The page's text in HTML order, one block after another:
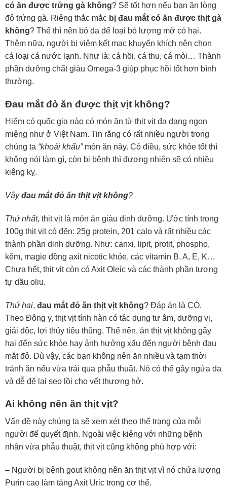
có ăn được trứng gà không? Sẽ tốt hơn nếu bạn ăn lòng
đỏ trứng gà. Riêng thắc mắc bị đau mắt có ăn được thịt gà
không? Thế thì nên bỏ da để loại bỏ lượng mỡ có hại.
Thêm nữa, người bị viêm kết mạc khuyến khích nên chọn
cá loại cá nước lạnh. Như là: cá hồi, cá thu, cá mòi… Thành
phần dưỡng chất giàu Omega-3 giúp phục hồi tốt hơn bình
thường.
Đau mắt đỏ ăn được thịt vịt không?
Hiếm có quốc gia nào có món ăn từ thịt vịt đa dạng ngon
miệng như ở Việt Nam. Tin rằng có rất nhiều người trong
chúng ta “khoái khẩu”món ăn này. Có điều, sức khỏe tốt thì
không nói làm gì, còn bị bệnh thì đương nhiên sẽ có nhiều
kiêng kỵ.
Vậyđau mắt đỏ ăn thịt vịt không?
Thứ nhất, thịt vịt là món ăn giàu dinh dưỡng. Ước tính trong
100g thịt vịt có đến: 25g protein, 201 calo và rất nhiều các
thành phần dinh dưỡng. Như: canxi, lipit, protit, phospho,
kẽm, magie đồng axit nicotic khỏe, các vitamin B, A, E, K…
Chưa hết, thịt vịt còn có Axit Oleic và các thành phần tương
tự dầu oliu.
Thứ hai, đau mắt đỏ ăn thịt vịt không? Đáp án là CÓ.
Theo Đông y, thịt vịt tính hàn có tác dụng tư âm, dưỡng vị,
giải độc, lợi thủy tiêu thũng. Thế nên, ăn thịt vịt không gây
hại đến sức khỏe hay ảnh hưởng xấu đến người bệnh đau
mắt đỏ. Dù vậy, các bạn không nên ăn nhiều và tạm thời
tránh ăn nếu vừa trải qua phẫu thuật. Nó có thể gây ngứa da
và dễ để lại sẹo lồi cho vết thương hở.
Ai không nên ăn thịt vịt?
Vấn đề này chúng ta sẽ xem xét theo thể trạng của mỗi
người để quyết định. Ngoài việc kiêng với những bệnh
nhân vừa phẫu thuật, thịt vịt cũng không phù hợp với:
– Người bị bệnh gout không nên ăn thịt vịt vì nó chứa lượng
Purin cao làm tăng Axit Uric trong cơ thể.